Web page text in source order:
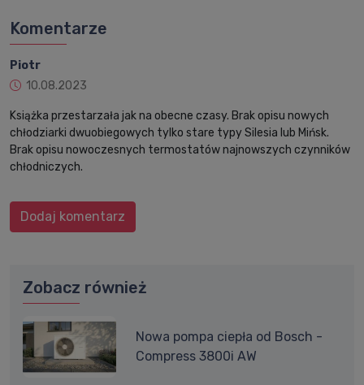
Komentarze
Piotr
10.08.2023
Książka przestarzała jak na obecne czasy. Brak opisu nowych
chłodziarki dwuobiegowych tylko stare typy Silesia lub Mińsk.
Brak opisu nowoczesnych termostatów najnowszych czynników
chłodniczych.
Dodaj komentarz
Zobacz również
Nowa pompa ciepła od Bosch -
Compress 3800i AW